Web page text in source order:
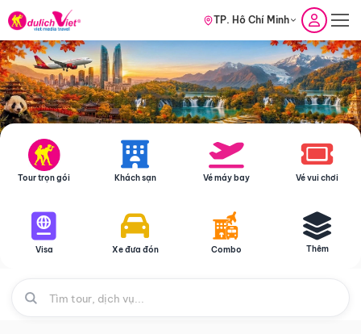
TP. Hồ Chí Minh
Tour trọn gói Khách sạn Vé máy bay Vé vui chơi
Visa Xe đưa đón Combo Thêm